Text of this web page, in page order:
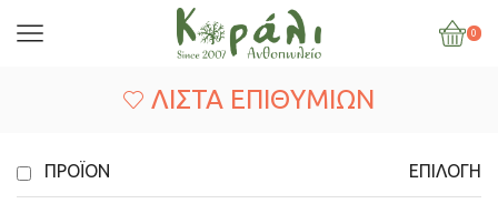
0
ΛΊΣΤΑ ΕΠΙΘΥΜΙΏΝ
ΠΡΟΪΌΝ ΕΠΙΛΟΓΉ